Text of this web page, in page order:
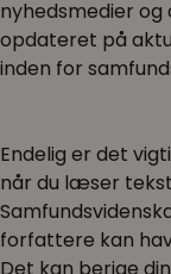
nyhedsmedier
opdateret på
inden for
Endelig er det
når du læser
forfattere kan